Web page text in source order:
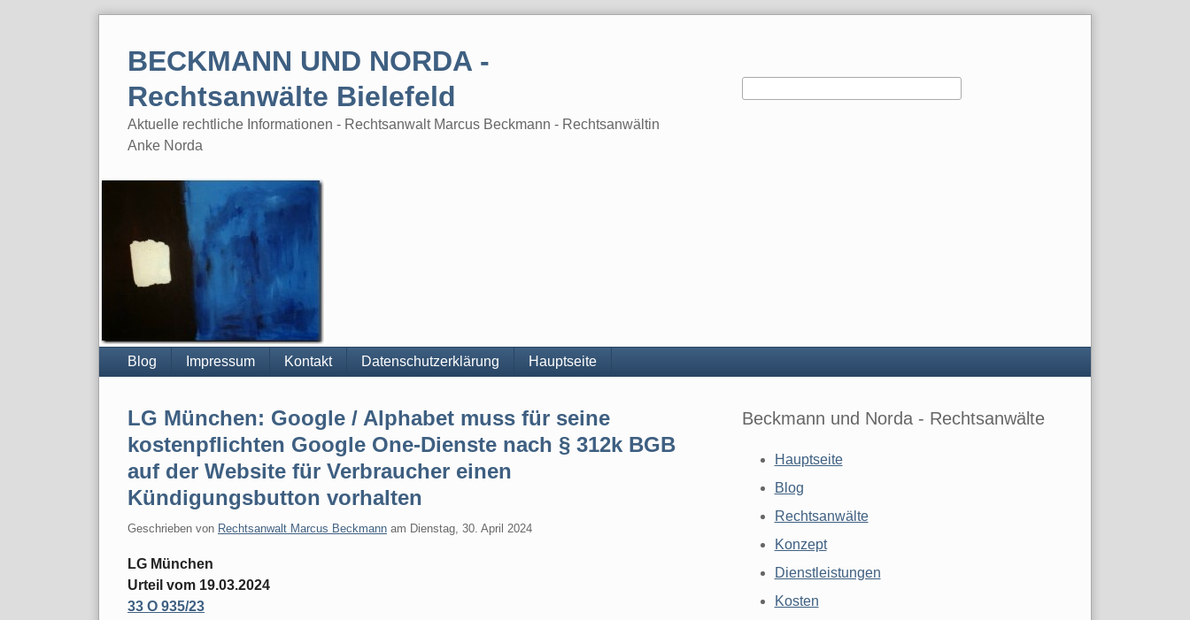
BECKMANN UND NORDA -
Rechtsanwälte Bielefeld
Aktuelle rechtliche Informationen - Rechtsanwalt Marcus Beckmann - Rechtsanwältin
Anke Norda
Blog Impressum Kontakt Datenschutzerklärung Hauptseite
LG München: Google / Alphabet muss für seine
kostenpflichten Google One-Dienste nach § 312k BGB
auf der Website für Verbraucher einen
Kündigungsbutton vorhalten
Geschrieben von Rechtsanwalt Marcus Beckmann am Dienstag, 30. April 2024
LG München
Urteil vom 19.03.2024
33 O 935/23
Beckmann und Norda - Rechtsanwälte
Hauptseite
Blog
Rechtsanwälte
Konzept
Dienstleistungen
Kosten